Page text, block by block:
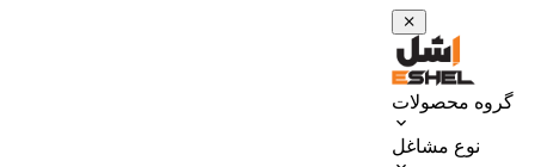
گروه محصولات
نوع مشاغل